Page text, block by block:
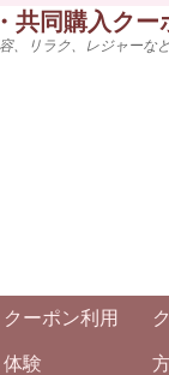
共同購入ク
、リラク、レジャー
クーポン利用
体験